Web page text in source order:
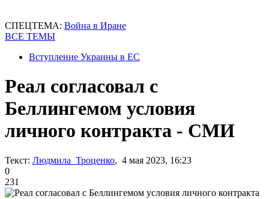
СПЕЦТЕМА: Война в Иране
ВСЕ ТЕМЫ
Вступление Украины в ЕС
Реал согласовал с
Беллингемом условия
личного контракта - СМИ
Текст: Людмила Троценко, 4 мая 2023, 16:23
0
231